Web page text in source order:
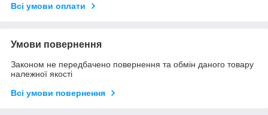
Всі умови оплати
Умови повернення
Законом не передбачено повернення та обмін даного товару
належної якості
Всі умови повернення